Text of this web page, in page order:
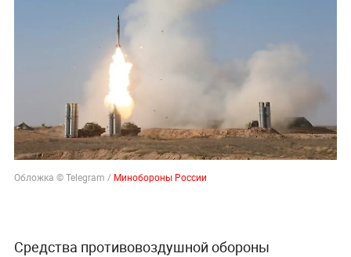
Обложка © Telegram / Минобороны России
Средства противовоздушной обороны